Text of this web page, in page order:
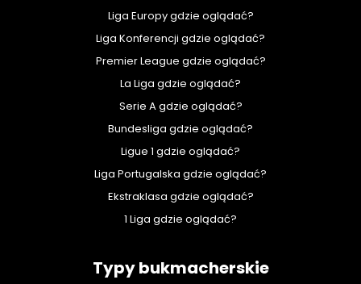
Liga Europy gdzie oglądać?
Liga Konferencji gdzie oglądać?
Premier League gdzie oglądać?
La Liga gdzie oglądać?
Serie A gdzie oglądać?
Bundesliga gdzie oglądać?
Ligue 1 gdzie oglądać?
Liga Portugalska gdzie oglądać?
Ekstraklasa gdzie oglądać?
1 Liga gdzie oglądać?
Typy bukmacherskie